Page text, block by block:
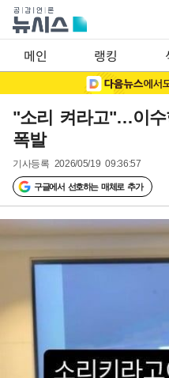
메인 랭킹
"소리 켜라고"…이수
폭발
기사등록 2026/05/19 09:36:57
구글에서 선호하는 매체로 추가